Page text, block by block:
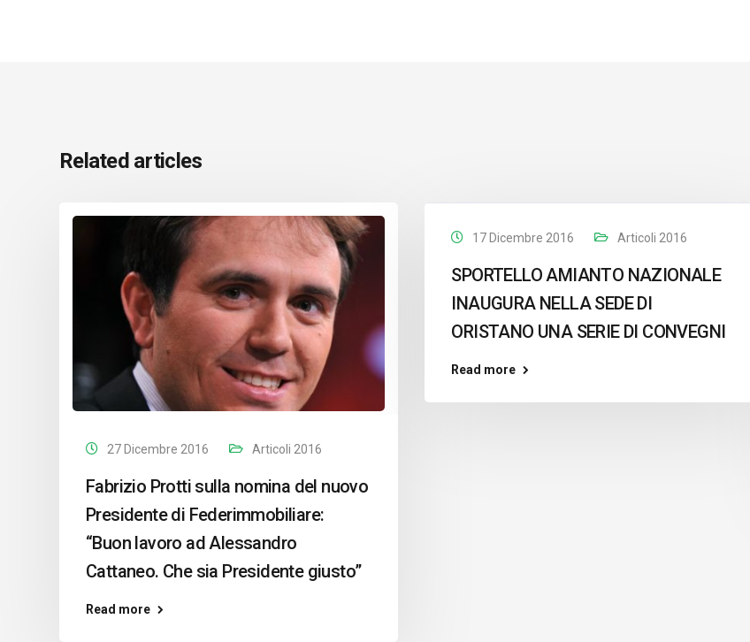
Related articles
27 Dicembre 2016 Articoli 2016
Fabrizio Protti sulla nomina del nuovo
Presidente di Federimmobiliare:
“Buon lavoro ad Alessandro
Cattaneo. Che sia Presidente giusto”
Read more
17 Dicembre 2016 Articoli 2016
SPORTELLO AMIANTO NAZIONALE
INAUGURA NELLA SEDE DI
ORISTANO UNA SERIE DI CONVEGNI
Read more